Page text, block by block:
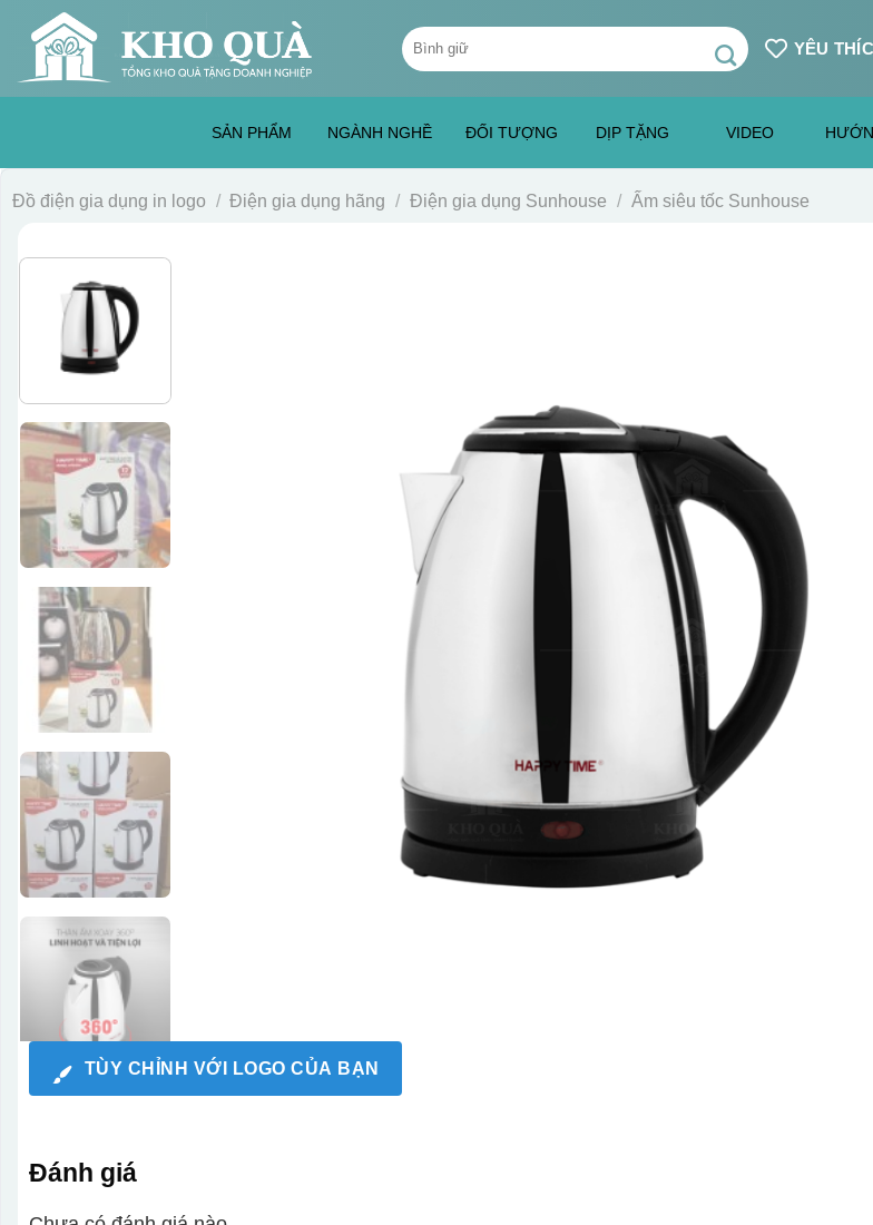
content
Tìm
kiếm:
YÊU
SẢN PHẨM NGÀNH NGHỀ ĐỐI TƯỢNG DỊP TẶNG VIDEO
Đồ điện gia dụng in logo / Điện gia dụng hãng / Điện gia dụng Sunhouse / Ấm siêu tốc Sunhouse
TÙY CHỈNH VỚI LOGO CỦA BẠN
Đánh giá